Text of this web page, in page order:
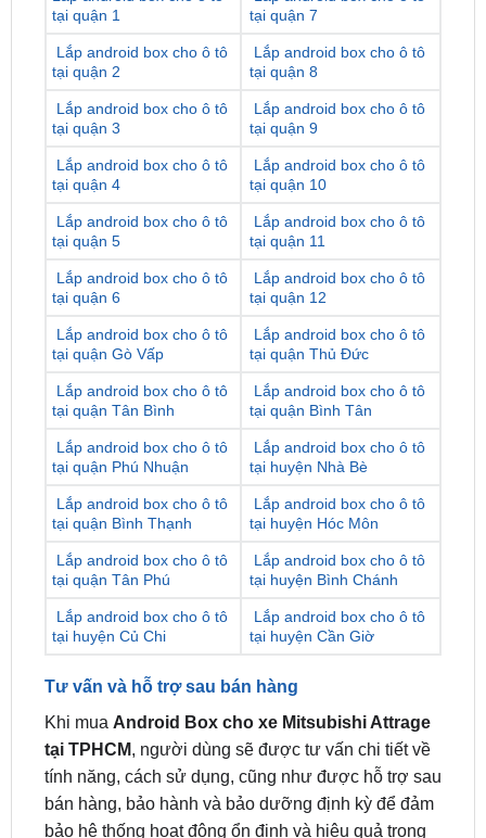
tại quận 2
tại quận 8
Lắp android box cho ô tô
tại quận 3
Lắp android box cho ô tô
tại quận 9
Lắp android box cho ô tô
tại quận 4
Lắp android box cho ô tô
tại quận 10
Lắp android box cho ô tô
tại quận 5
Lắp android box cho ô tô
tại quận 11
Lắp android box cho ô tô
tại quận 6
Lắp android box cho ô tô
tại quận 12
Lắp android box cho ô tô
tại quận Gò Vấp
Lắp android box cho ô tô
tại quận Thủ Đức
Lắp android box cho ô tô
tại quận Tân Bình
Lắp android box cho ô tô
tại quận Bình Tân
Lắp android box cho ô tô
tại quận Phú Nhuận
Lắp android box cho ô tô
tại huyện Nhà Bè
Lắp android box cho ô tô
tại quận Bình Thạnh
Lắp android box cho ô tô
tại huyện Hóc Môn
Lắp android box cho ô tô
tại quận Tân Phú
Lắp android box cho ô tô
tại huyện Bình Chánh
Lắp android box cho ô tô
tại huyện Củ Chi
Lắp android box cho ô tô
tại huyện Cần Giờ
Tư vấn và hỗ trợ sau bán hàng
tại TPHCM , người dùng sẽ được tư vấn chi tiết về
tính năng, cách sử dụng, cũng như được hỗ trợ sau
bán hàng, bảo hành và bảo dưỡng định kỳ để đảm
bảo hệ thống hoạt động ổn định và hiệu quả trong
suốt thời gian sử dụng.